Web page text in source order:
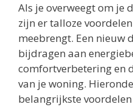
Als je overweegt om je
zijn er talloze
meebrengt. Een nieuw
bijdragen aan
comfortverbetering en
van je woning.
belangrijkste